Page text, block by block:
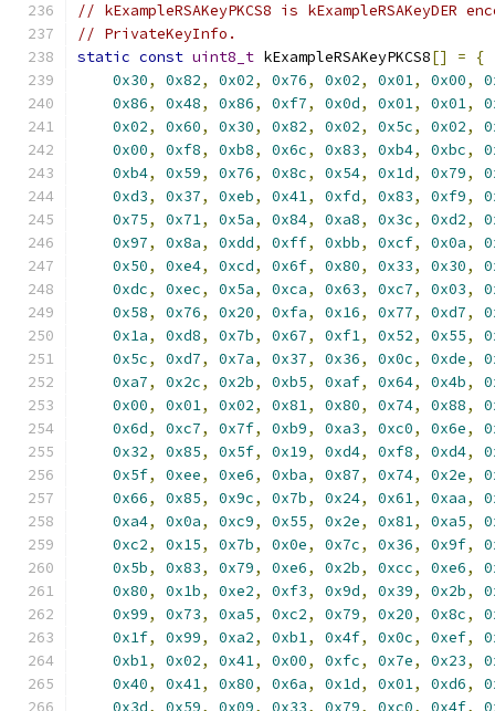
// kExampleRSAKeyPKCS8 is kExampleRSAKeyDER
// PrivateKeyInfo.
static const uint8_t kExampleRSAKeyPKCS8[] =
{
0x30, 0x82, 0x02, 0x76, 0x02, 0x01, 0x00,
0x86, 0x48, 0x86, 0xf7, 0x0d, 0x01, 0x01,
0x02, 0x60, 0x30, 0x82, 0x02, 0x5c, 0x02,
0x00, 0xf8, 0xb8, 0x6c, 0x83, 0xb4, 0xbc,
0xb4, 0x59, 0x76, 0x8c, 0x54, 0x1d, 0x79,
0xd3, 0x37, 0xeb, 0x41, 0xfd, 0x83, 0xf9,
0x75, 0x71, 0x5a, 0x84, 0xa8, 0x3c, 0xd2,
0x97, 0x8a, 0xdd, 0xff, 0xbb, 0xcf, 0x0a,
0x50, 0xe4, 0xcd, 0x6f, 0x80, 0x33, 0x30,
0xdc, 0xec, 0x5a, 0xca, 0x63, 0xc7, 0x03,
0x58, 0x76, 0x20, 0xfa, 0x16, 0x77, 0xd7,
0x1a, 0xd8, 0x7b, 0x67, 0xf1, 0x52, 0x55,
0x5c, 0xd7, 0x7a, 0x37, 0x36, 0x0c, 0xde,
0xa7, 0x2c, 0x2b, 0xb5, 0xaf, 0x64, 0x4b,
0x00, 0x01, 0x02, 0x81, 0x80, 0x74, 0x88,
0x6d, 0xc7, 0x7f, 0xb9, 0xa3, 0xc0, 0x6e,
0x32, 0x85, 0x5f, 0x19, 0xd4, 0xf8, 0xd4,
0x5f, 0xee, 0xe6, 0xba, 0x87, 0x74, 0x2e,
0x66, 0x85, 0x9c, 0x7b, 0x24, 0x61, 0xaa,
0xa4, 0x0a, 0xc9, 0x55, 0x2e, 0x81, 0xa5,
0xc2, 0x15, 0x7b, 0x0e, 0x7c, 0x36, 0x9f,
0x5b, 0x83, 0x79, 0xe6, 0x2b, 0xcc, 0xe6,
0x80, 0x1b, 0xe2, 0xf3, 0x9d, 0x39, 0x2b,
0x99, 0x73, 0xa5, 0xc2, 0x79, 0x20, 0x8c,
0x1f, 0x99, 0xa2, 0xb1, 0x4f, 0x0c, 0xef,
0xb1, 0x02, 0x41, 0x00, 0xfc, 0x7e, 0x23,
0x40, 0x41, 0x80, 0x6a, 0x1d, 0x01, 0xd6,
0x3d, 0x59, 0x09, 0x33, 0x79, 0xc0, 0x4f,